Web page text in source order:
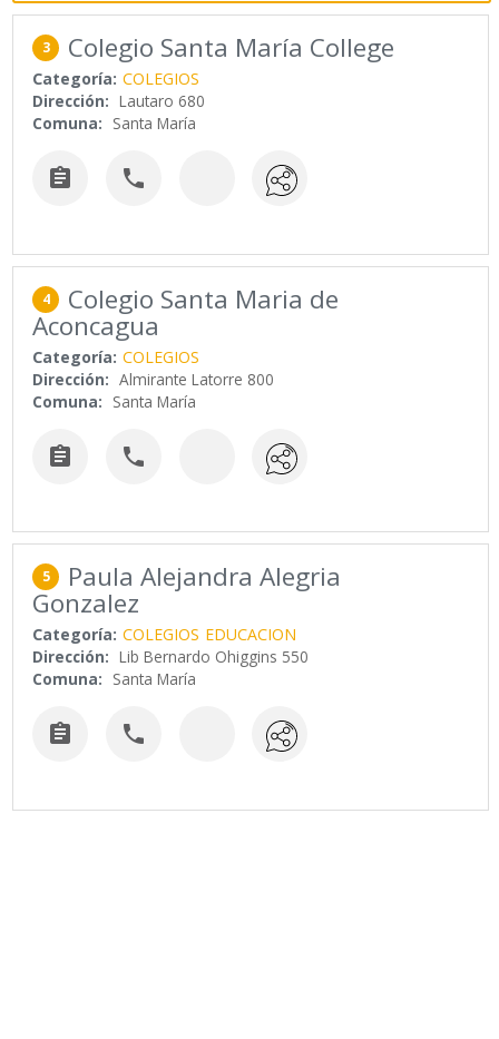
3 Colegio Santa María College
Categoría: COLEGIOS
Dirección: Lautaro 680
Comuna: Santa María
 
4 Colegio Santa Maria de
Aconcagua
Categoría: COLEGIOS
Dirección: Almirante Latorre 800
Comuna: Santa María
 
5 Paula Alejandra Alegria
Gonzalez
Categoría: COLEGIOS EDUCACION
Dirección: Lib Bernardo Ohiggins 550
Comuna: Santa María
 